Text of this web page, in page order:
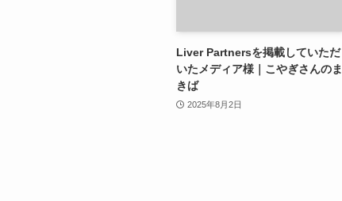
Liver Partnersを掲載していただ
いたメディア様｜こやぎさんのま
きば
2025年8月2日